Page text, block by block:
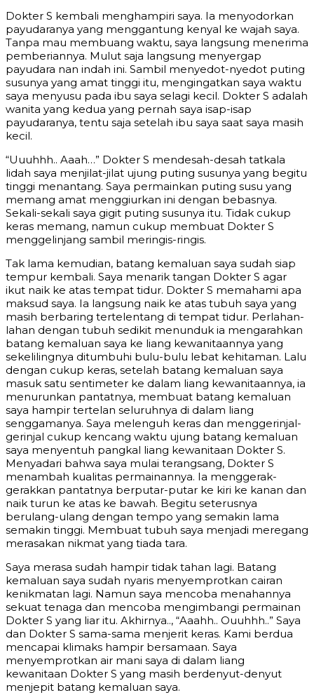
Dokter S kembali menghampiri saya. Ia menyodorkan
payudaranya yang menggantung kenyal ke wajah saya.
Tanpa mau membuang waktu, saya langsung menerima
pemberiannya. Mulut saja langsung menyergap
payudara nan indah ini. Sambil menyedot-nyedot puting
susunya yang amat tinggi itu, mengingatkan saya waktu
saya menyusu pada ibu saya selagi kecil. Dokter S adalah
wanita yang kedua yang pernah saya isap-isap
payudaranya, tentu saja setelah ibu saya saat saya masih
kecil.
“Uuuhhh.. Aaah…” Dokter S mendesah-desah tatkala
lidah saya menjilat-jilat ujung puting susunya yang begitu
tinggi menantang. Saya permainkan puting susu yang
memang amat menggiurkan ini dengan bebasnya.
Sekali-sekali saya gigit puting susunya itu. Tidak cukup
keras memang, namun cukup membuat Dokter S
menggelinjang sambil meringis-ringis.
Tak lama kemudian, batang kemaluan saya sudah siap
tempur kembali. Saya menarik tangan Dokter S agar
ikut naik ke atas tempat tidur. Dokter S memahami apa
maksud saya. Ia langsung naik ke atas tubuh saya yang
masih berbaring tertelentang di tempat tidur. Perlahan-
lahan dengan tubuh sedikit menunduk ia mengarahkan
batang kemaluan saya ke liang kewanitaannya yang
sekelilingnya ditumbuhi bulu-bulu lebat kehitaman. Lalu
dengan cukup keras, setelah batang kemaluan saya
masuk satu sentimeter ke dalam liang kewanitaannya, ia
menurunkan pantatnya, membuat batang kemaluan
saya hampir tertelan seluruhnya di dalam liang
senggamanya. Saya melenguh keras dan menggerinjal-
gerinjal cukup kencang waktu ujung batang kemaluan
saya menyentuh pangkal liang kewanitaan Dokter S.
Menyadari bahwa saya mulai terangsang, Dokter S
menambah kualitas permainannya. Ia menggerak-
gerakkan pantatnya berputar-putar ke kiri ke kanan dan
naik turun ke atas ke bawah. Begitu seterusnya
berulang-ulang dengan tempo yang semakin lama
semakin tinggi. Membuat tubuh saya menjadi meregang
merasakan nikmat yang tiada tara.
Saya merasa sudah hampir tidak tahan lagi. Batang
kemaluan saya sudah nyaris menyemprotkan cairan
kenikmatan lagi. Namun saya mencoba menahannya
sekuat tenaga dan mencoba mengimbangi permainan
Dokter S yang liar itu. Akhirnya.., “Aaahh.. Ouuhhh..” Saya
dan Dokter S sama-sama menjerit keras. Kami berdua
mencapai klimaks hampir bersamaan. Saya
menyemprotkan air mani saya di dalam liang
kewanitaan Dokter S yang masih berdenyut-denyut
menjepit batang kemaluan saya.